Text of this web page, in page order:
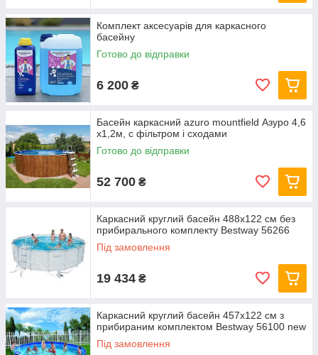
Комплект аксесуарів для каркасного
басейну
Готово до відправки
6 200 ₴
Басейн каркасний azuro mountfield Азуро 4,6
х1,2м, c фільтром і сходами
Готово до відправки
52 700 ₴
Каркасний круглий басейн 488x122 см без
прибирального комплекту Bestway 56266
Під замовлення
19 434 ₴
Каркасний круглий басейн 457x122 см з
прибираним комплектом Bestway 56100 new
Під замовлення